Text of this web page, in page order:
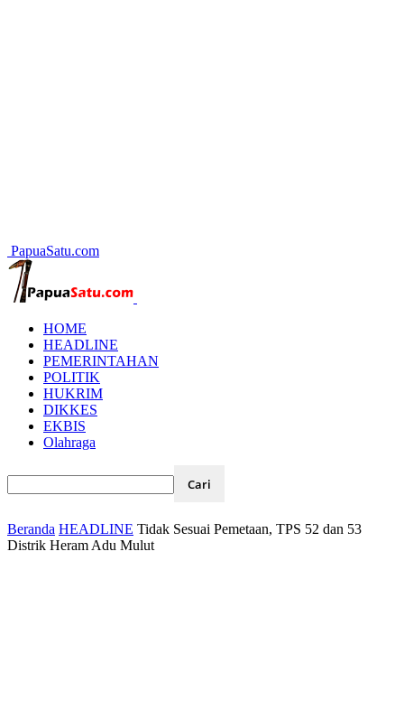
PapuaSatu.com
HOME
HEADLINE
PEMERINTAHAN
POLITIK
HUKRIM
DIKKES
EKBIS
Olahraga
Beranda HEADLINE Tidak Sesuai Pemetaan, TPS 52 dan 53
Distrik Heram Adu Mulut